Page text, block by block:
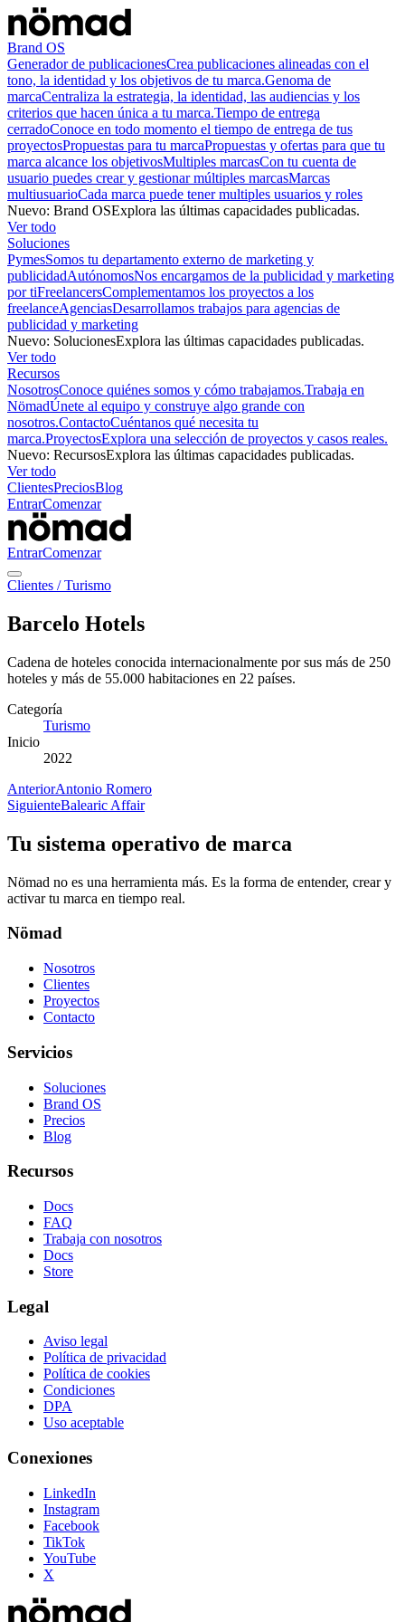
Brand OS
Generador de publicacionesCrea publicaciones alineadas con el
tono, la identidad y los objetivos de tu marca.Genoma de
marcaCentraliza la estrategia, la identidad, las audiencias y los
criterios que hacen única a tu marca.Tiempo de entrega
cerradoConoce en todo momento el tiempo de entrega de tus
proyectosPropuestas para tu marcaPropuestas y ofertas para que tu
marca alcance los objetivosMultiples marcasCon tu cuenta de
usuario puedes crear y gestionar múltiples marcasMarcas
multiusuarioCada marca puede tener multiples usuarios y roles
Nuevo: Brand OSExplora las últimas capacidades publicadas.
Ver todo
Soluciones
PymesSomos tu departamento externo de marketing y
publicidadAutónomosNos encargamos de la publicidad y marketing
por tiFreelancersComplementamos los proyectos a los
freelanceAgenciasDesarrollamos trabajos para agencias de
publicidad y marketing
Nuevo: SolucionesExplora las últimas capacidades publicadas.
Ver todo
Recursos
NosotrosConoce quiénes somos y cómo trabajamos.Trabaja en
NömadÚnete al equipo y construye algo grande con
nosotros.ContactoCuéntanos qué necesita tu
marca.ProyectosExplora una selección de proyectos y casos reales.
Nuevo: RecursosExplora las últimas capacidades publicadas.
Ver todo
ClientesPreciosBlog
EntrarComenzar
EntrarComenzar
Clientes /Turismo
Barcelo Hotels
Cadena de hoteles conocida internacionalmente por sus más de 250
hoteles y más de 55.000 habitaciones en 22 países.
Categoría
Turismo
Inicio
2022
AnteriorAntonio Romero
SiguienteBalearic Affair
Tu sistema operativo de marca
Nömad no es una herramienta más. Es la forma de entender, crear y
activar tu marca en tiempo real.
Nömad
Nosotros
Clientes
Proyectos
Contacto
Servicios
Soluciones
Brand OS
Precios
Blog
Recursos
Docs
FAQ
Trabaja con nosotros
Docs
Store
Legal
Aviso legal
Política de privacidad
Política de cookies
Condiciones
DPA
Uso aceptable
Conexiones
LinkedIn
Instagram
Facebook
TikTok
YouTube
X